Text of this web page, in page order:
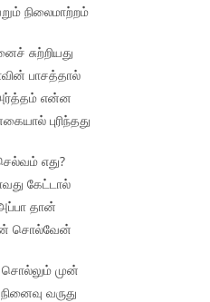
நிலைமாற்றம்
சுற்றியது
பாசத்தால்
என்ன
புரிந்தது
எது?
கேட்டால்
தான்
சொல்வேன்
முன்
வருது